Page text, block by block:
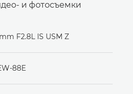
и фотосъемки
F2.8L IS USM Z
88E